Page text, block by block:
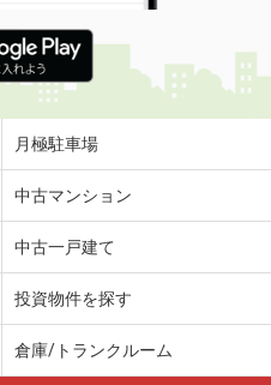
月極駐車場
中古マンション
中古一戸建て
投資物件を探す
倉庫/トランクルーム